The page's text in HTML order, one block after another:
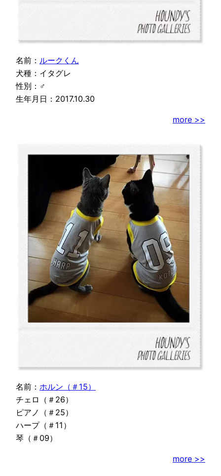
名前： ルークくん
犬種：イタグレ
性別：♂
生年月日：2017.10.30
more >>
名前： ホルン（＃15）
チェロ（＃26）
ピアノ（＃25）
ハープ（＃11）
琴（＃09）
more >>